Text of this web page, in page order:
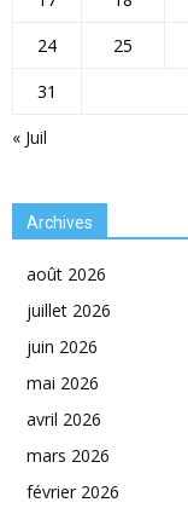
« Juil
24
25
31
Archives
août 2026
juillet 2026
juin 2026
mai 2026
avril 2026
mars 2026
février 2026